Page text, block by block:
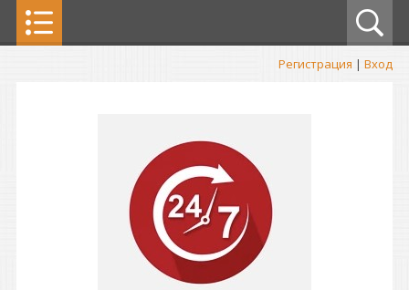
Регистрация | Вход